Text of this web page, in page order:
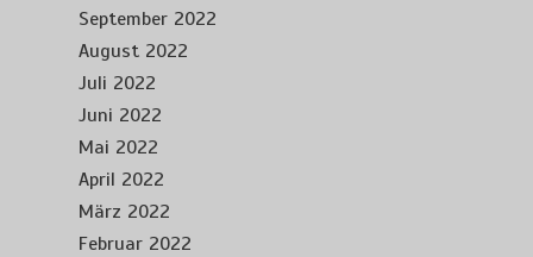
September 2022
August 2022
Juli 2022
Juni 2022
Mai 2022
April 2022
März 2022
Februar 2022